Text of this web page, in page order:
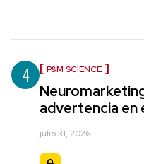
4 P&M SCIENCE
advertencia en
julio 31, 2026